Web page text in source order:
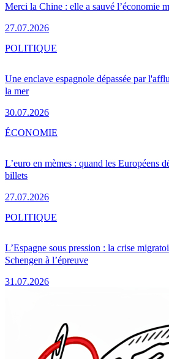
Merci la Chine : elle a sauvé l’économie
27.07.2026
Une enclave espagnole dépassée par
la mer
30.07.2026
POLITIQUE
L’euro en mèmes : quand les Européens
billets
27.07.2026
ÉCONOMIE
L’Espagne sous pression : la crise
Schengen à l’épreuve
31.07.2026
POLITIQUE